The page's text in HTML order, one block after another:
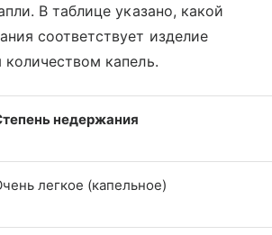
В таблице указано, какой
соответствует изделие
капель.
недержания
легкое (капельное)